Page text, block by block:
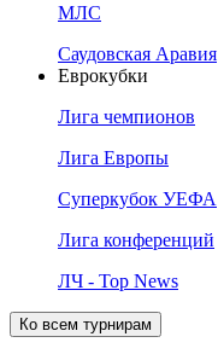
МЛС
Саудовская Аравия
Еврокубки
Лига чемпионов
Лига Европы
Суперкубок УЕФА
Лига конференций
ЛЧ - Top News
Ко всем турнирам